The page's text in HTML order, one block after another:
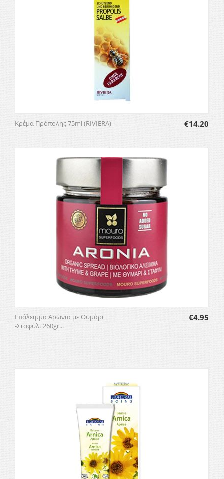
Κρέμα Πρόπολης 75ml (RIVIERA) €14.20
Επάλειμμα Αρώνια με Θυμάρι
-Σταφύλι 260gr...
€4.95